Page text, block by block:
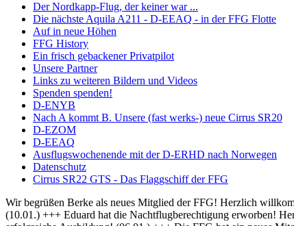
Der Nordkapp-Flug, der keiner war ...
Die nächste Aquila A211 - D-EEAQ - in der FFG Flotte
Auf in neue Höhen
FFG History
Ein frisch gebackener Privatpilot
Unsere Partner
Links zu weiteren Bildern und Videos
Spenden spenden!
D-ENYB
Nach A kommt B. Unsere (fast werks-) neue Cirrus SR20
D-EZOM
D-EEAQ
Ausflugswochenende mit der D-ERHD nach Norwegen
Datenschutz
Cirrus SR22 GTS - Das Flaggschiff der FFG
Wir begrüßen Berke als neues Mitglied der FFG! Herzlich willkommen und always Happy Landings! (01.02.) +++ Herzlich Willkommen bei der FFG, Thomas! Viel Spaß und Erfolg bei deiner Ausbildung! (10.01.) +++ Eduard hat die Nachtflugberechtigung erworben! Herzlichen Glückwunsch und Always Bright Moonlight! (08.01.) +++ Wir heißen Martin als neuen Flugschüler willkommen und wünschen eine erfolgreiche Ausbildung! (06.01.) +++ Die FFG hat ein neues Mitglied und damit bald auch einen neuen Fluglehrer - Herzlich Willkommen bei uns Dominik! (04.01.) +++ Frederik hat seine IFR Prüfung bestanden! Herzlichen Glückwunsch und Always Happy Landings! (20.12.) +++ Rico hat seine BZF 1 Prüfung bestanden. Herzlichen Glückwünsch und weiterhin viel Erfolg bei der Ausbildung (16.12.) +++ Eduard hat die Praktische Prüfung für die PPL(A) bestanden! Herzlichen Glückwunsch und Always Happy Landings! (05.12.) +++ Falk hat seine Nachtflugausbildung abgeschlossen! Herzlichen Glückwunsch und Always Happy Landings! (30.11.) +++ Christian Leverenz hat sein Night Rating abgeschlossen! Herzlichen Glückwunsch und Always Happy Landings! (03.11.) +++ Rico ist seine ersten Soloplatzrunden geflogen! Herzlichen Glückwunsch und Always Happy Landings! (31.10.) +++ Richard und Eduard hat die Theoretische Prüfung bestanden! Herzlichen Glückwunsch und Always Happy Landings! (18.10.) +++ André hat die Theoretische Prüfung bestanden! Herzlichen Glückwunsch und Always Happy Landings! (20.09.) +++ Michel hat die PPL-Prüfung bestanden! Herzlichen Glückwunsch und Always Happy Landings! (06.09.) +++ Wir begrüßen Robin als neues Mitglied der FFG! Viel Erfolg bei der Ausbildung! (02.09.) +++ Eduard und Viveik haben das BZF I bestanden! Gratulation und weiterhin Happy Landings! (29.08.) +++ Eduard hat seinen 1. Solo-Flug absolviert! Herzlichen Glückwunsch und Always Happy Landings! (28.08.) +++ Wir heißen Rico als neuen Flugschüler willkommen und wünschen eine erfolgreiche Ausbildung! (06.08.) +++ Stefan hat die Prüfung zum Class Rating Instructor bestanden! Herzlichen Glückwunsch und Always Happy Students! (29.07.) +++ Marek hat seine Prüfung für die Instrumentenflugberechtigung bestanden! Gratulation und weiterhin Happy Landings! (17.07.) +++ Sebastian und Julian haben die Prüfung zum Class Rating Instructor bestanden! Herzlichen Glückwunsch und Always Happy Students! (16.07.) +++ Christian hat seine PPL-Prüfung bestanden! Herzlichen Glückwunsch und always Happy Landings! (04.07.) +++ Marc hat die theoretische Prüfung bestanden! Herzlichen Glückwunsch und weiterhin Happy Landings! (27.06.) +++ Clemens hat seine praktische PPL-Prüfung bestanden! Herzlichen Glückwunsch und always Happy Landings! (12.06.) +++ Wir begrüßen Hanna als neues Mitglied der FFG! Viel Spass und always Happy Landings! (03.06.) +++ Herzlich Willkommen bei der FFG, Christian! Viel Spaß und Erfolg bei deiner Ausbildung (26.05.) +++ Richard hat seinen 1. Solo-Flug absolviert. Herzlichen Glückwunsch und Always Happy Landings! (21.05.) +++ Die FFG hat ein neues Vereinsmitglied. Herzlich Willkommen, Christian, und viele schöne Flüge. (14.05.) +++